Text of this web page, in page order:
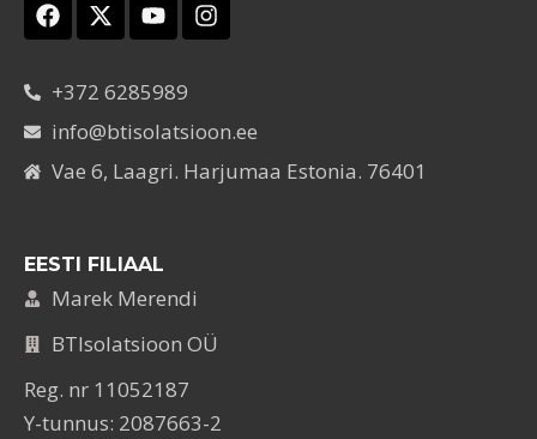
+372 6285989
info@btisolatsioon.ee
Vae 6, Laagri. Harjumaa Estonia. 76401
EESTI FILIAAL
Marek Merendi
BTIsolatsioon OÜ
Reg. nr 11052187
Y-tunnus: 2087663-2